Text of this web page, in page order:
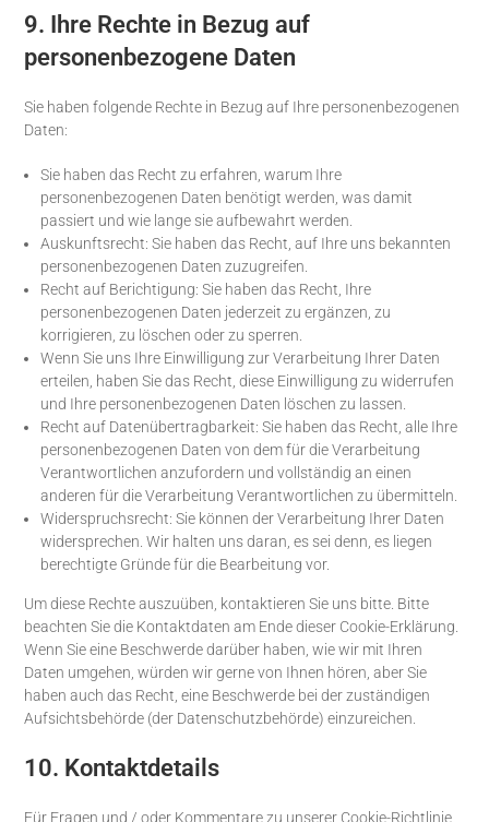
9. Ihre Rechte in Bezug auf
personenbezogene Daten
Sie haben folgende Rechte in Bezug auf Ihre personenbezogenen
Daten:
Sie haben das Recht zu erfahren, warum Ihre
personenbezogenen Daten benötigt werden, was damit
passiert und wie lange sie aufbewahrt werden.
Auskunftsrecht: Sie haben das Recht, auf Ihre uns bekannten
personenbezogenen Daten zuzugreifen.
Recht auf Berichtigung: Sie haben das Recht, Ihre
personenbezogenen Daten jederzeit zu ergänzen, zu
korrigieren, zu löschen oder zu sperren.
Wenn Sie uns Ihre Einwilligung zur Verarbeitung Ihrer Daten
erteilen, haben Sie das Recht, diese Einwilligung zu widerrufen
und Ihre personenbezogenen Daten löschen zu lassen.
Recht auf Datenübertragbarkeit: Sie haben das Recht, alle Ihre
personenbezogenen Daten von dem für die Verarbeitung
Verantwortlichen anzufordern und vollständig an einen
anderen für die Verarbeitung Verantwortlichen zu übermitteln.
Widerspruchsrecht: Sie können der Verarbeitung Ihrer Daten
widersprechen. Wir halten uns daran, es sei denn, es liegen
berechtigte Gründe für die Bearbeitung vor.
Um diese Rechte auszuüben, kontaktieren Sie uns bitte. Bitte
beachten Sie die Kontaktdaten am Ende dieser Cookie-Erklärung.
Wenn Sie eine Beschwerde darüber haben, wie wir mit Ihren
Daten umgehen, würden wir gerne von Ihnen hören, aber Sie
haben auch das Recht, eine Beschwerde bei der zuständigen
Aufsichtsbehörde (der Datenschutzbehörde) einzureichen.
10. Kontaktdetails
Für Fragen und / oder Kommentare zu unserer Cookie-Richtlinie